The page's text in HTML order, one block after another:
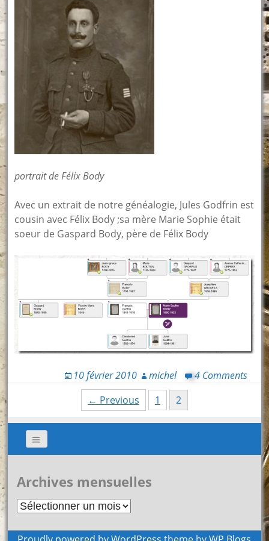
portrait de Félix Body
Avec un extrait de notre généalogie, Jules Godfrin est
cousin avec Félix Body ;sa mère Marie Sophie était
soeur de Gaspard Body, père de Félix Body
10 février 2010 michel 4 Comments
navigation
← Previous 1 2
Archives mensuelles
Archives